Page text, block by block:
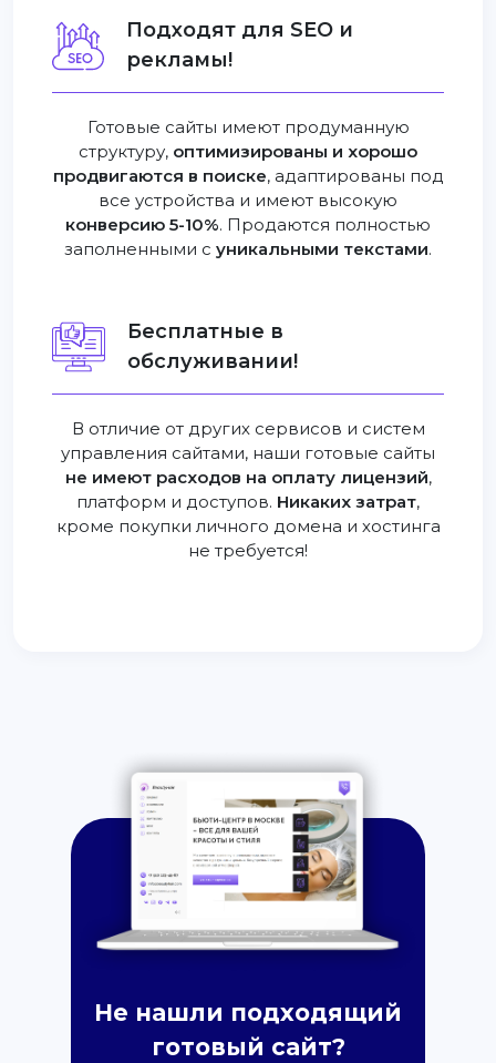
Подходят для SEO и
рекламы!
Готовые сайты имеют продуманную
структуру, оптимизированы и хорошо
продвигаются в поиске, адаптированы под
все устройства и имеют высокую
конверсию 5-10%. Продаются полностью
заполненными с уникальными текстами.
Бесплатные в
обслуживании!
В отличие от других сервисов и систем
управления сайтами, наши готовые сайты
не имеют расходов на оплату лицензий,
платформ и доступов. Никаких затрат,
кроме покупки личного домена и хостинга
не требуется!
Не нашли подходящий
готовый сайт?